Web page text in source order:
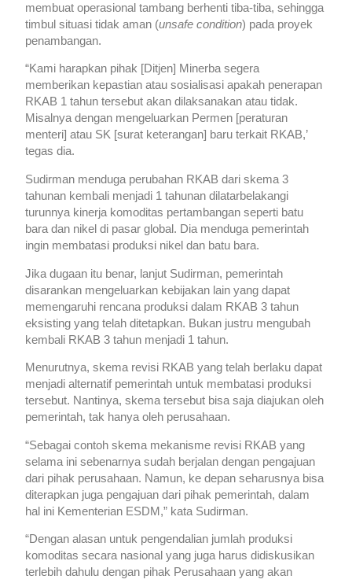
membuat operasional tambang berhenti tiba-tiba, sehingga
timbul situasi tidak aman (unsafe condition) pada proyek
penambangan.
“Kami harapkan pihak [Ditjen] Minerba segera
memberikan kepastian atau sosialisasi apakah penerapan
RKAB 1 tahun tersebut akan dilaksanakan atau tidak.
Misalnya dengan mengeluarkan Permen [peraturan
menteri] atau SK [surat keterangan] baru terkait RKAB,’
tegas dia.
Sudirman menduga perubahan RKAB dari skema 3
tahunan kembali menjadi 1 tahunan dilatarbelakangi
turunnya kinerja komoditas pertambangan seperti batu
bara dan nikel di pasar global. Dia menduga pemerintah
ingin membatasi produksi nikel dan batu bara.
Jika dugaan itu benar, lanjut Sudirman, pemerintah
disarankan mengeluarkan kebijakan lain yang dapat
memengaruhi rencana produksi dalam RKAB 3 tahun
eksisting yang telah ditetapkan. Bukan justru mengubah
kembali RKAB 3 tahun menjadi 1 tahun.
Menurutnya, skema revisi RKAB yang telah berlaku dapat
menjadi alternatif pemerintah untuk membatasi produksi
tersebut. Nantinya, skema tersebut bisa saja diajukan oleh
pemerintah, tak hanya oleh perusahaan.
“Sebagai contoh skema mekanisme revisi RKAB yang
selama ini sebenarnya sudah berjalan dengan pengajuan
dari pihak perusahaan. Namun, ke depan seharusnya bisa
diterapkan juga pengajuan dari pihak pemerintah, dalam
hal ini Kementerian ESDM,” kata Sudirman.
“Dengan alasan untuk pengendalian jumlah produksi
komoditas secara nasional yang juga harus didiskusikan
terlebih dahulu dengan pihak Perusahaan yang akan